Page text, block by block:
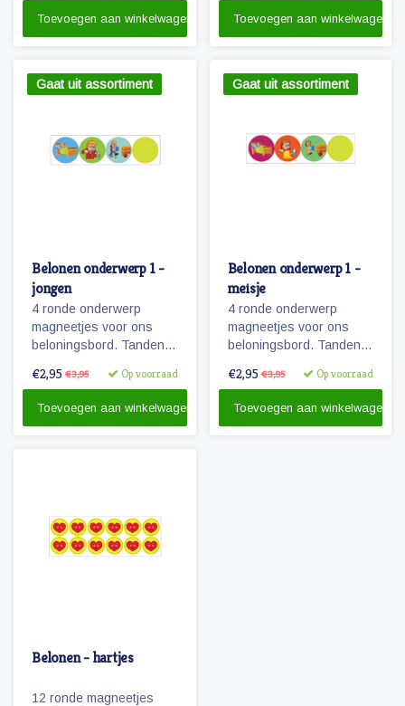
met onze pictogrammen
Toevoegen aan winkelwagen Toevoegen aan winkelwagen
Gaat uit assortiment
Belonen onderwerp 1 -
jongen
4 ronde onderwerp
magneetjes voor ons
beloningsbord. Tanden
opruimen en een
onderwerp op te
€2,95 €3,95 Op voorraad
Toevoegen aan winkelwagen
Gaat uit assortiment
Belonen onderwerp 1 -
meisje
4 ronde onderwerp
magneetjes voor ons
beloningsbord. Tanden
opruimen en een
onderwerp op te
€2,95 €3,95 Op voorraad
Toevoegen aan winkelwagen
Belonen - hartjes
12 ronde magneetjes